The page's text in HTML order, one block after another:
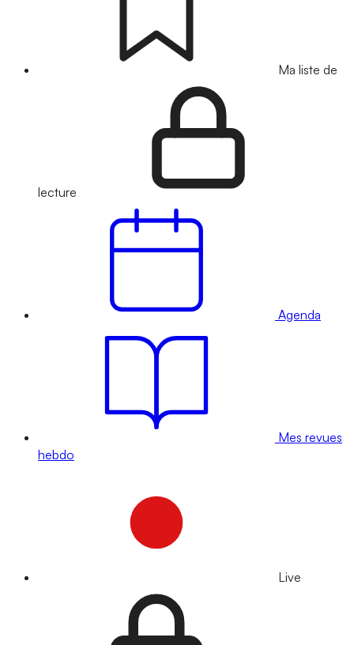
Ma liste de
lecture
Agenda
Mes revues
hebdo
Live